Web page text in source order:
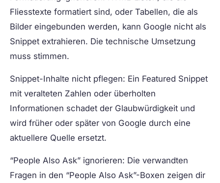
Fliesstexte formatiert sind, oder Tabellen, die als
Bilder eingebunden werden, kann Google nicht als
Snippet extrahieren. Die technische Umsetzung
muss stimmen.
Snippet-Inhalte nicht pflegen: Ein Featured Snippet
mit veralteten Zahlen oder überholten
Informationen schadet der Glaubwürdigkeit und
wird früher oder später von Google durch eine
aktuellere Quelle ersetzt.
“People Also Ask” ignorieren: Die verwandten
Fragen in den “People Also Ask”-Boxen zeigen dir